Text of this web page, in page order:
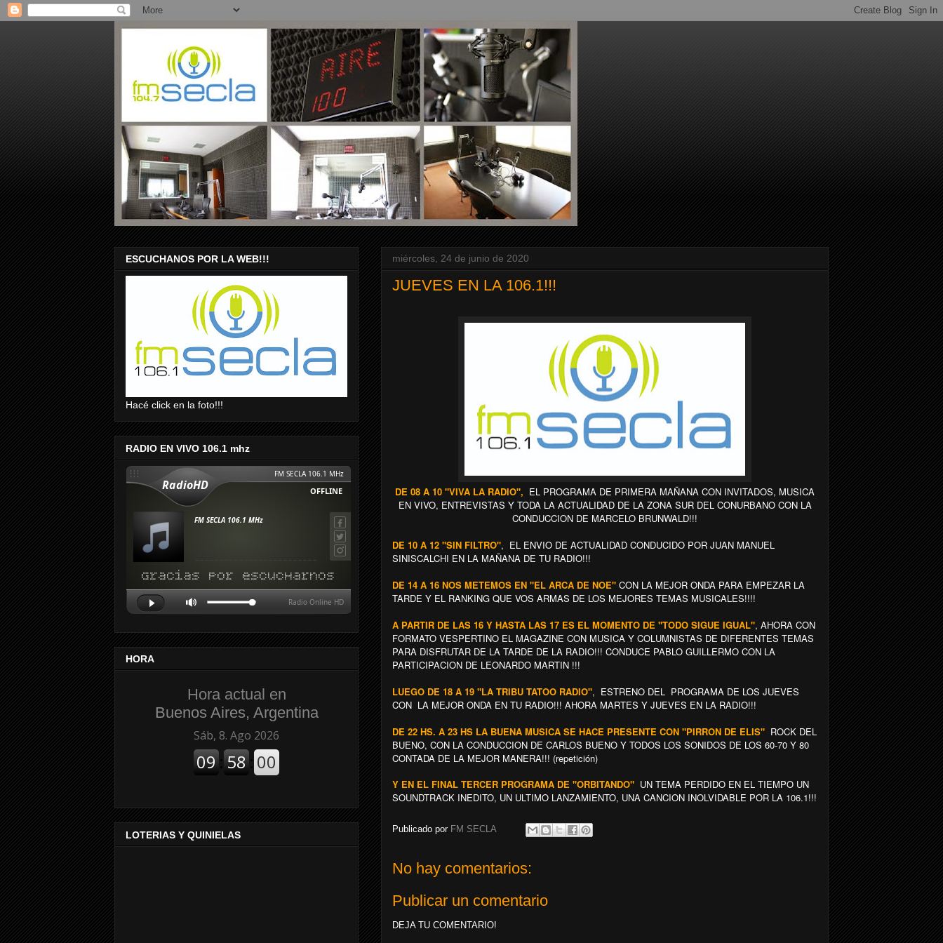
miércoles, 24 de junio de 2020
JUEVES EN LA 106.1!!!
DE 08 A 10 "VIVA LA RADIO", EL PROGRAMA DE PRIMERA MAÑANA CON INVITADOS, MUSICA
EN VIVO, ENTREVISTAS Y TODA LA ACTUALIDAD DE LA ZONA SUR DEL CONURBANO CON LA
CONDUCCION DE MARCELO BRUNWALD!!!
DE 10 A 12 "SIN FILTRO", EL ENVIO DE ACTUALIDAD CONDUCIDO POR JUAN MANUEL
SINISCALCHI EN LA MAÑANA DE TU RADIO!!!
DE 14 A 16 NOS METEMOS EN "EL ARCA DE NOE" CON LA MEJOR ONDA PARA EMPEZAR LA
TARDE Y EL RANKING QUE VOS ARMAS DE LOS MEJORES TEMAS MUSICALES!!!!
A PARTIR DE LAS 16 Y HASTA LAS 17 ES EL MOMENTO DE "TODO SIGUE IGUAL", AHORA CON
FORMATO VESPERTINO EL MAGAZINE CON MUSICA Y COLUMNISTAS DE DIFERENTES TEMAS
PARA DISFRUTAR DE LA TARDE DE LA RADIO!!! CONDUCE PABLO GUILLERMO CON LA
PARTICIPACION DE LEONARDO MARTIN !!!
LUEGO DE 18 A 19 "LA TRIBU TATOO RADIO", ESTRENO DEL PROGRAMA DE LOS JUEVES
CON LA MEJOR ONDA EN TU RADIO!!! AHORA MARTES Y JUEVES EN LA RADIO!!!
DE 22 HS. A 23 HS LA BUENA MUSICA SE HACE PRESENTE CON "PIRRON DE ELIS" ROCK DEL
BUENO, CON LA CONDUCCION DE CARLOS BUENO Y TODOS LOS SONIDOS DE LOS 60-70 Y 80
CONTADA DE LA MEJOR MANERA!!! (repetición)
Y EN EL FINAL TERCER PROGRAMA DE "ORBITANDO" UN TEMA PERDIDO EN EL TIEMPO UN
SOUNDTRACK INEDITO, UN ULTIMO LANZAMIENTO, UNA CANCION INOLVIDABLE POR LA 106.1!!!
Publicado por FM SECLA
No hay comentarios:
Publicar un comentario
DEJA TU COMENTARIO!
ESCUCHANOS POR LA WEB!!!
Hacé click en la foto!!!
RADIO EN VIVO 106.1 mhz
HORA
Hora actual en
Buenos Aires, Argentina
LOTERIAS Y QUINIELAS